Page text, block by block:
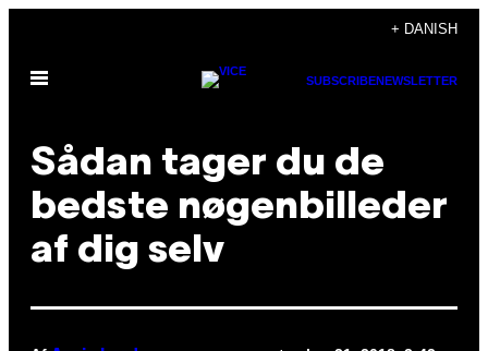
indhold
+ DANISH
Åbn
SUBSCRIBENEWSLETTER
Sådan tager du de
bedste nøgenbilleder
af dig selv